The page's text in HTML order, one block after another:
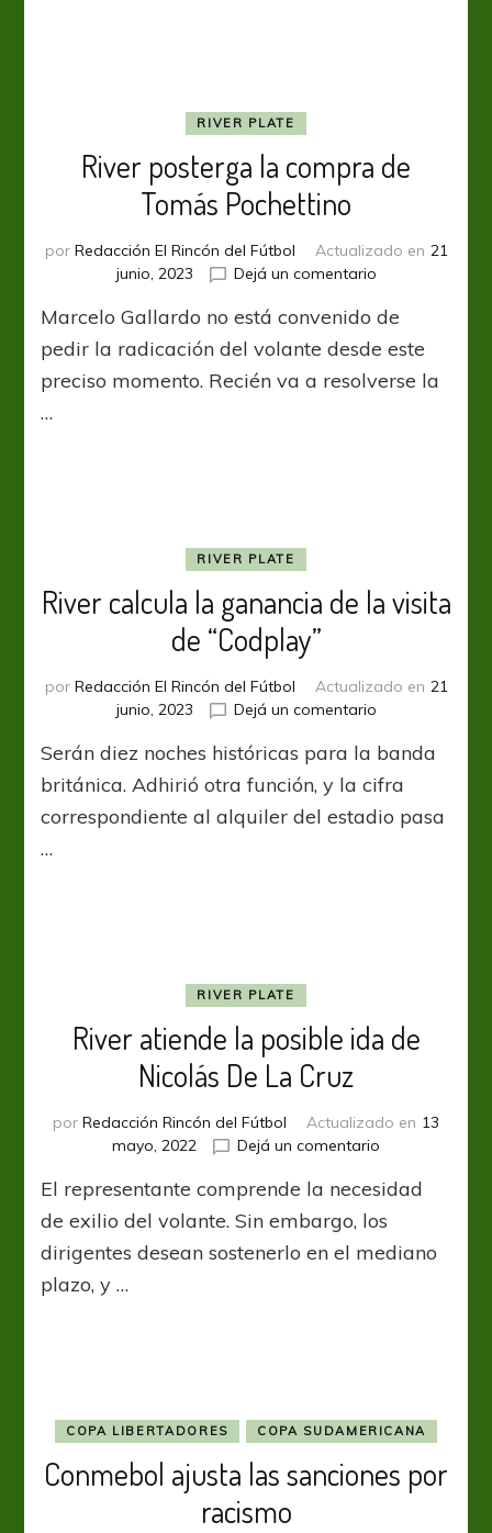
RIVER PLATE
River posterga la compra de
Tomás Pochettino
por Redacción El Rincón del Fútbol Actualizado en 21
junio, 2023
Dejá un comentarioen
posterga
la
de
Marcelo Gallardo no está convenido de
pedir la radicación del volante desde este
preciso momento. Recién va a resolverse la
…
RIVER PLATE
River calcula la ganancia de la visita
de “Codplay”
por Redacción El Rincón del Fútbol Actualizado en 21
junio, 2023
Dejá un comentarioen
calcula
la
de
Serán diez noches históricas para la banda
británica. Adhirió otra función, y la cifra
correspondiente al alquiler del estadio pasa
…
RIVER PLATE
River atiende la posible ida de
Nicolás De La Cruz
por Redacción Rincón del Fútbol Actualizado en 13
mayo, 2022
Dejá un comentario
atiende
la
ida
El representante comprende la necesidad
de exilio del volante. Sin embargo, los
dirigentes desean sostenerlo en el mediano
plazo, y …
COPA LIBERTADORES COPA SUDAMERICANA
Conmebol ajusta las sanciones por
racismo